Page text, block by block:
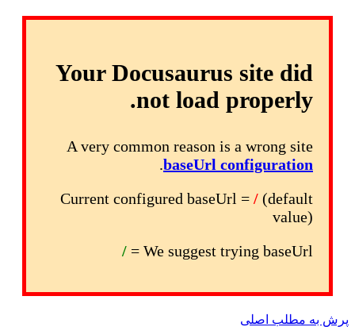
Your Docusaurus site did
not load properly.
A very common reason is a wrong site
baseUrl configuration
.
Current configured baseUrl = / (default
value)
We suggest trying baseUrl =
/
پرش به مطلب اصلی